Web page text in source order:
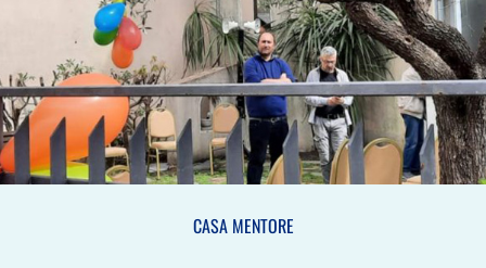
CASA MENTORE
CASA MENTORE